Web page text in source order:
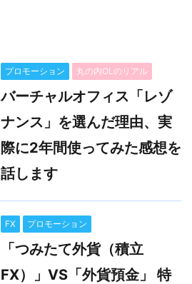
プロモーション 丸の内OLのリアル
バーチャルオフィス「レゾ
ナンス」を選んだ理由、実
際に2年間使ってみた感想を
話します
FX プロモーション
「つみたて外貨（積立
FX）」VS「外貨預金」 特